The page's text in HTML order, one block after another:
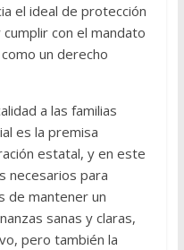
el ideal de protección
con el mandato
un derecho
a las familias
es la premisa
estatal, y en este
necesarios para
de mantener un
sanas y claras,
pero también la